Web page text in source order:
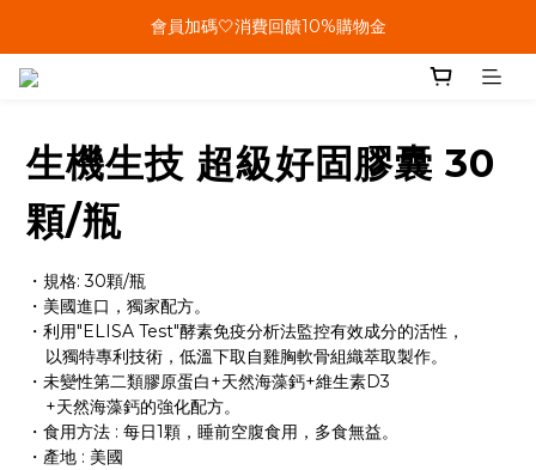
單筆結帳金額滿899🤍超取/郵寄免運費
會員加碼🤍消費回饋10%購物金
生機生技 超級好固膠囊 30
顆/瓶
・規格: 30顆/瓶
・美國進口，獨家配方。
・利用"ELISA Test"酵素免疫分析法監控有效成分的活性，
    以獨特專利技術，低溫下取自雞胸軟骨組織萃取製作。
・未變性第二類膠原蛋白+天然海藻鈣+維生素D3
    +天然海藻鈣的強化配方。
・食用方法 : 每日1顆，睡前空腹食用，多食無益。
・產地 : 美國